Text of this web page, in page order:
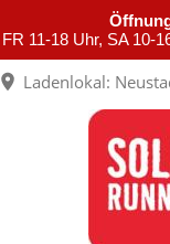
11-18 Uhr, SA 10-
Ladenlokal: